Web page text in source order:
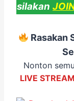
silakan
Rasakan
Nonton
LIVE